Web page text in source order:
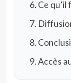
Ce
Accès